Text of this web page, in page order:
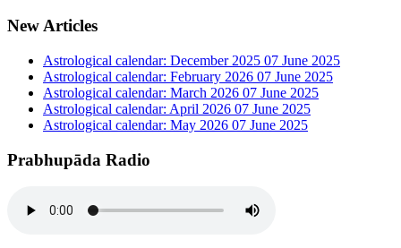
New Articles
Astrological calendar: December 2025 07 June 2025
Astrological calendar: February 2026 07 June 2025
Astrological calendar: March 2026 07 June 2025
Astrological calendar: April 2026 07 June 2025
Astrological calendar: May 2026 07 June 2025
Prabhupāda Radio